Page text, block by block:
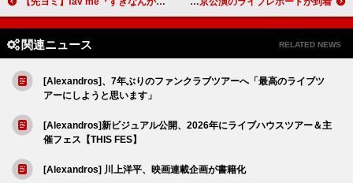
関連ニュース RELATED NEWS
[Alexandros]、7年ぶりのファンクラブツアーへ「最高のライブツ
アーにしようと思います」
[Alexandros]新ビジュアル公開、2026年にライブハウスツアー＆主
催フェス【THIS FES】
[Alexandros] 川上洋平、映画連載企画が書籍化